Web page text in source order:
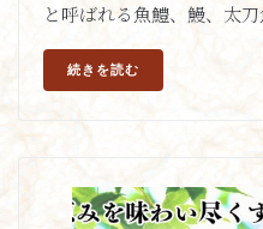
と呼ばれる魚鱧、鰻、太
続きを読む